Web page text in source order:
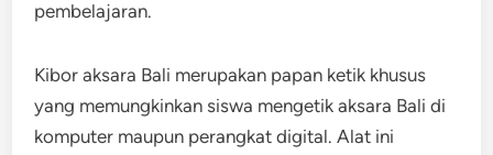
pembelajaran.
Kibor aksara Bali merupakan papan ketik khusus
yang memungkinkan siswa mengetik aksara Bali di
komputer maupun perangkat digital. Alat ini